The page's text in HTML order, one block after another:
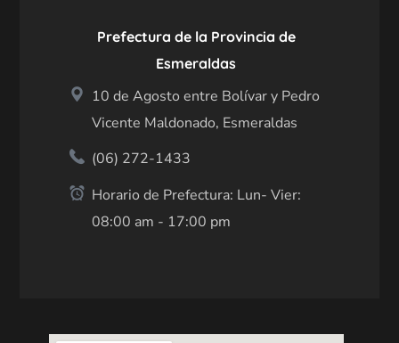
Prefectura de la Provincia de
Esmeraldas
10 de Agosto entre Bolívar y Pedro
Vicente Maldonado, Esmeraldas
(06) 272-1433
Horario de Prefectura: Lun- Vier:
08:00 am - 17:00 pm